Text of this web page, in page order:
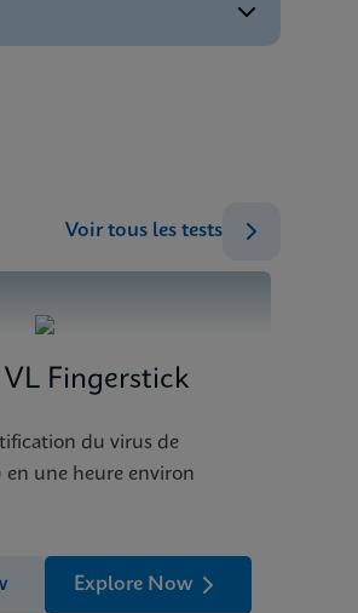
Voir tous les tests
Fingerstick
du virus de
en une heure environ
Explore Now